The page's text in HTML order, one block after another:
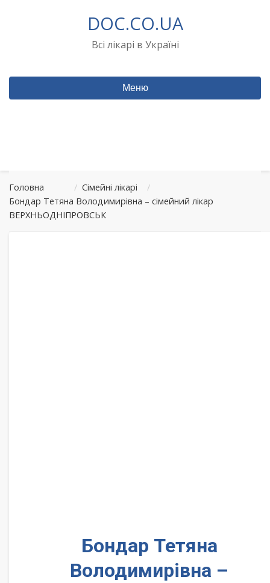
DOC.CO.UA
Всі лікарі в Україні
Меню
Головна / Сімейні лікарі
/
Бондар Тетяна Володимирівна – сімейний лікар
ВЕРХНЬОДНІПРОВСЬК
Бондар Тетяна
Володимирівна –